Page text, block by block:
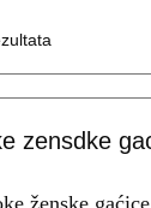
ženske gaćice